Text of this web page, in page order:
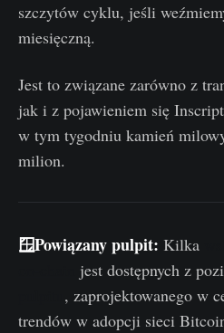
szczytów cyklu, jeśli
miesięczną.
Jest to związane zarówno z
jak i z pojawieniem się
w tym tygodniu kamień
milion.
🪟Powiązany pulpit: Kilka
jest dostępnych z
, zaprojektowanego w
trendów w adopcji sieci